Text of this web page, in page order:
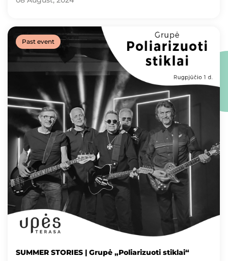
Past event
SUMMER STORIES | Grupė „Poliarizuoti stiklai“